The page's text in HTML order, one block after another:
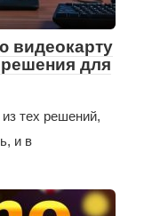
видеокарту
для
тех решений,
и в